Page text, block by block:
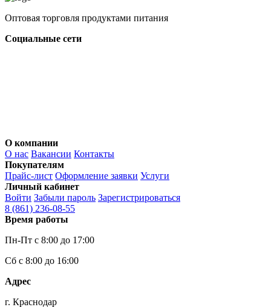
Оптовая торговля продуктами питания
Социальные сети
О компании
О нас Вакансии Контакты
Покупателям
Прайс-лист Оформление заявки Услуги
Личный кабинет
Войти Забыли пароль Зарегистрироваться
8 (861) 236-08-55
Время работы
Пн-Пт с 8:00 до 17:00
Сб с 8:00 до 16:00
Адрес
г. Краснодар